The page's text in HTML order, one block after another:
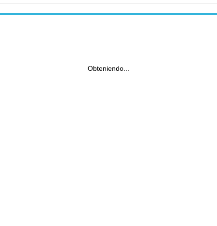
Obteniendo...